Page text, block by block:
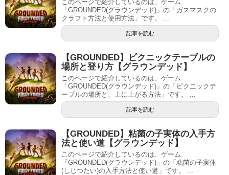
このページで紹介しているのは、ゲーム
「GROUNDED(グラウンデッド)」の「ガスマスクの
クラフト方法と使用方法」です。 ...
記事を読む
【GROUNDED】ピクニックテーブルの
場所と登り方【グラウンデッド】
このページで紹介しているのは、ゲーム
「GROUNDED(グラウンデッド)」の「ピクニックテ
ーブルの場所と、上に上がる方法」です。 ...
記事を読む
【GROUNDED】粘菌の子実体の入手方
法と使い道【グラウンデッド】
このページで紹介しているのは、ゲーム
「GROUNDED(グラウンデッド)」の「粘菌の子実体
(しじつたい)の入手方法と使い道」です。 ...